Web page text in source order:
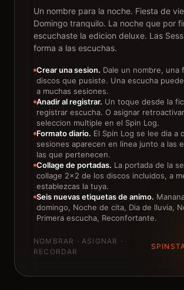
Un nombre para la noche. Fiesta de
Domingo tranquilo. La noche que por
escuchaste la edicion deluxe. Las
forma a las escuchas.
Crear una sesion. Dale un nombre, una
discos que pusiste. Una escucha
a muchas sesiones.
Anadir al registrar. Un toque desde la
registrar escucha. O asignar
seleccion multiple en el Spin Log.
Formato diario. El Spin Log se lee dia a
sesiones aparecen en linea junto a las
las que pertenecen.
Collage de portadas. La portada de la
collage 2x2 de los discos incluidos, a
establezcas la tuya.
Seis nuevas etiquetas de animo.
domingo, Noche de cita, Dia de lluvia,
Primera escucha, Reconfortante.
NOMBRAR · ASIGNAR ·
RECORDAR